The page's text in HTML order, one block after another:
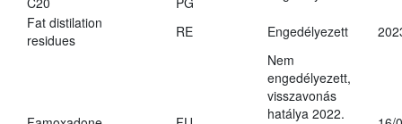
Fat distilation
residues
RE Engedélyezett
Nem
engedélyezett,
visszavonás
hatálya 2022.